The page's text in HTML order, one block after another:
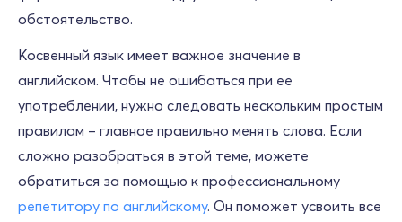
обстоятельство.
Косвенный язык имеет важное значение в
английском. Чтобы не ошибаться при ее
употреблении, нужно следовать нескольким простым
правилам – главное правильно менять слова. Если
сложно разобраться в этой теме, можете
обратиться за помощью к профессиональному
репетитору по английскому. Он поможет усвоить все